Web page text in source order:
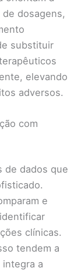
dosagens,
substituir
elevando
adversos.
com
de dados que
e
clínicas.
tendem a
a